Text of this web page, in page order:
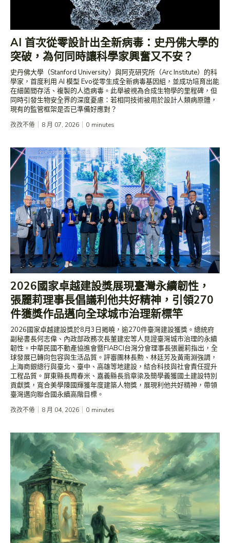
AI 首次從零設計出全新病毒：史丹佛大學的
突破，為何同時讓科學家興奮又不安？
史丹佛大學（Stanford University）與阿克研究所（Arc Institute）的科
學家，首度利用 AI 模型 Evo從零生成全新病毒基因組，並成功培育出能
在細菌間存活、複製的人造病毒。此舉被視為合成生物學的里程碑，但
同時引發生物安全界的深度憂慮：若相同技術被用於設計人類病原體，
現有的監管框架是否已準備好應對？
孜孜不倦 8 月 07, 2026 0 minutes
2026國家卓越建設獎展現臺灣永續韌性，
張麗莉理事長倡議利他共好精神，引領270
件獲獎作品邁向全球城市治理新標竿
2026國家卓越建設獎於8月3日揭曉，逾270件臺灣建設獲獎。總統府
副秘書長何志偉、內政部政務次長董建宏等人見證臺灣城市治理的永續
韌性。中華民國不動產協進會暨FIABCI台灣分會理事長張麗莉指出，全
球發展已轉向包容與生活品質。評審團林長勲、林廷芳及黃南淵強調，
上海商銀總行與臺北、臺中、高雄等地建設，結合科技與社會責任提升
工程品質。屏東縣長周春米、嘉義縣長翁章梁及簡學義獲國土建設特別
貢獻獎，寬合美學陳國輝獲年度建築人物獎，展現利他共好精神，帶領
臺灣邁向聯合國永續高階目標。
孜孜不倦 8 月 04, 2026 0 minutes